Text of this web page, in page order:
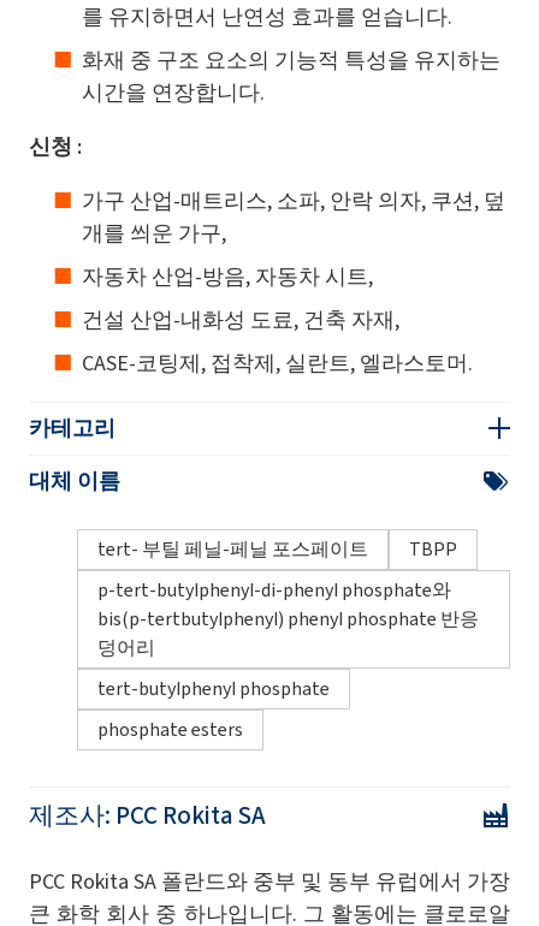
를 유지하면서 난연성 효과를 얻습니다.
화재 중 구조 요소의 기능적 특성을 유지하는
시간을 연장합니다.
신청 :
가구 산업-매트리스, 소파, 안락 의자, 쿠션, 덮
개를 씌운 가구,
자동차 산업-방음, 자동차 시트,
건설 산업-내화성 도료, 건축 자재,
CASE-코팅제, 접착제, 실란트, 엘라스토머.
카테고리
대체 이름
tert- 부틸 페닐-페닐 포스페이트
TBPP
p-tert-butylphenyl-di-phenyl phosphate와
bis(p-tertbutylphenyl) phenyl phosphate 반응
덩어리
tert-butylphenyl phosphate
phosphate esters
제조사: PCC Rokita SA
PCC Rokita SA 폴란드와 중부 및 동부 유럽에서 가장
큰 화학 회사 중 하나입니다. 그 활동에는 클로로알